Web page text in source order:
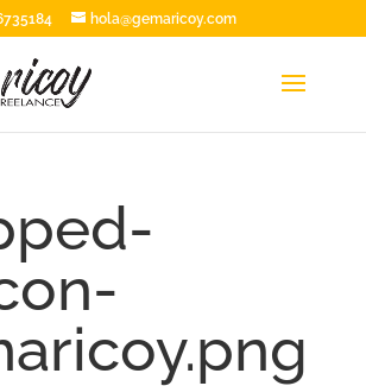
hola@gemaricoy.com